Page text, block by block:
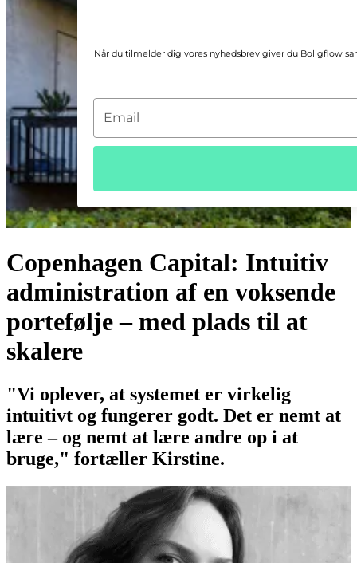
Copenhagen Capital: Intuitiv
administration af en voksende
portefølje – med plads til at
skalere
"Vi oplever, at systemet er virkelig
intuitivt og fungerer godt. Det er nemt at
lære – og nemt at lære andre op i at
bruge," fortæller Kirstine.
Når du tilmelder dig vores nyhedsbrev giver du Boligflow
p
o
u
r
m
i
l